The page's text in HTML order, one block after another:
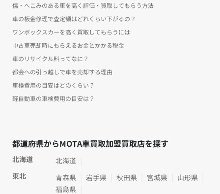
傷・へこみのある車を高く評価・買取してもらう方法
車の板金修理で査定額はどれくらい下がるの？
ワンボックスカーを高く買取してもらうには
中古車売却時にもらえるお金とかかる税金
車のリサイクル料ってなに？
都会への引っ越しで車を売却する理由
車検費用の目安はどのくらい？
軽自動車の車検費用の目安は？
都道府県からMOTA車買取加盟買取店を探す
北海道
北海道
東北
青森県 岩手県 秋田県 宮城県
山形県
福島県